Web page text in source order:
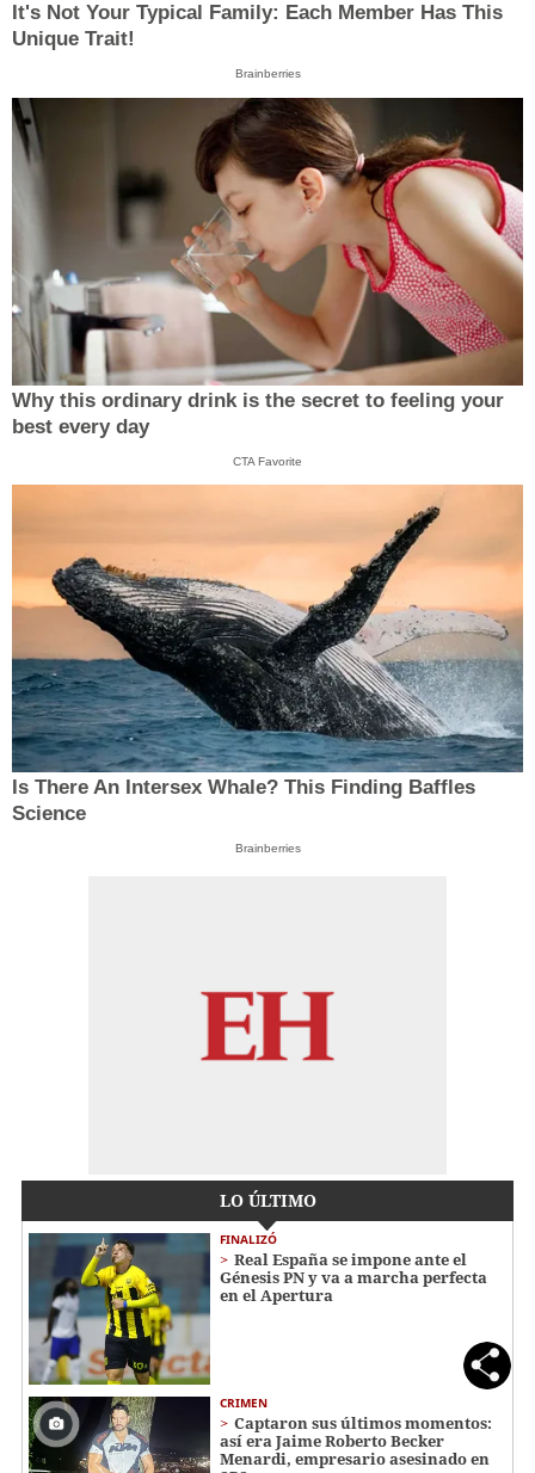
It's Not Your Typical Family: Each Member Has This
Unique Trait!
Brainberries
Why this ordinary drink is the secret to feeling your
best every day
CTA Favorite
Is There An Intersex Whale? This Finding Baffles
Science
Brainberries
LO ÚLTIMO
FINALIZÓ
Real España se impone ante el
Génesis PN y va a marcha perfecta
en el Apertura
CRIMEN
Captaron sus últimos momentos:
así era Jaime Roberto Becker
Menardi​​​, empresario asesinado en